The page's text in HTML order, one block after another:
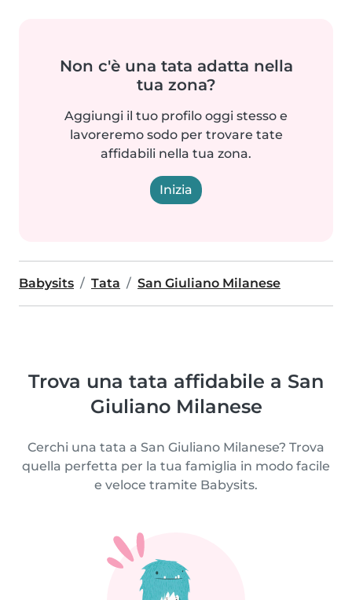
Non c'è una tata adatta nella
tua zona?
Aggiungi il tuo profilo oggi stesso e
lavoreremo sodo per trovare tate
affidabili nella tua zona.
Inizia
Babysits Tata San Giuliano Milanese
Trova una tata affidabile a San
Giuliano Milanese
Cerchi una tata a San Giuliano Milanese? Trova
quella perfetta per la tua famiglia in modo facile
e veloce tramite Babysits.